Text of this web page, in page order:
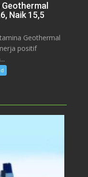
Naik 15,5
Geothermal
positif